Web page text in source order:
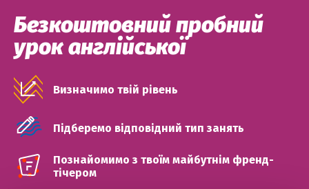
Безкоштовний пробний
урок англійської
Визначимо твій рівень
Підберемо відповідний тип занять
Познайомимо з твоїм майбутнім френд-
тічером